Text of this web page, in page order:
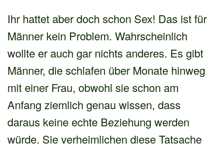
Ihr hattet aber doch schon Sex! Das ist für
Männer kein Problem. Wahrscheinlich
wollte er auch gar nichts anderes. Es gibt
Männer, die schlafen über Monate hinweg
mit einer Frau, obwohl sie schon am
Anfang ziemlich genau wissen, dass
daraus keine echte Beziehung werden
würde. Sie verheimlichen diese Tatsache